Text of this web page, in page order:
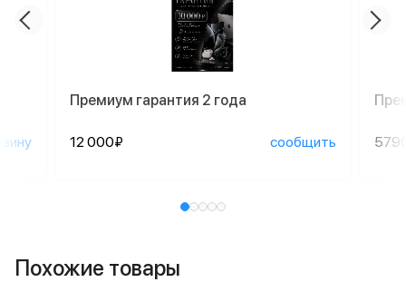
Премиум гарантия 2 года
12 000₽ сообщить
Похожие товары